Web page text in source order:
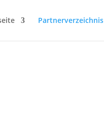
Partnerverzeichnis